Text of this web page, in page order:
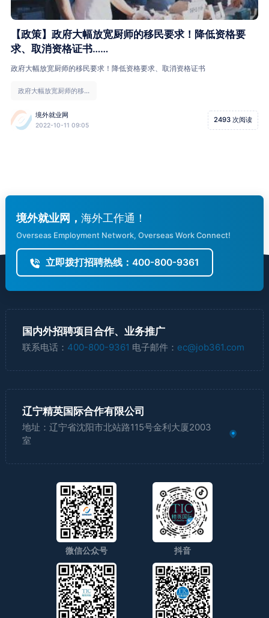
【政策】政府大幅放宽厨师的移民要求！降低资格要
求、取消资格证书……
政府大幅放宽厨师的移民要求！降低资格要求、取消资格证书
政府大幅放宽厨师的移...
境外就业网
2022-10-11 09:05
2493 次阅读
境外就业网， 海外工作通！
Overseas Employment Network, Overseas Work Connect!
立即拨打招聘热线：400-800-9361
国内外招聘项目合作、业务推广
联系电话： 400-800-9361 电子邮件： ec@job361.com
辽宁精英国际合作有限公司
地址：辽宁省沈阳市北站路115号金利大厦2003
室
微信公众号 抖音